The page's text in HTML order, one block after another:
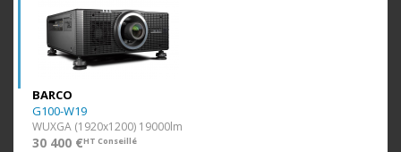
BARCO
G100-W19
WUXGA (1920x1200) 19000lm
30 400 €HT Conseillé